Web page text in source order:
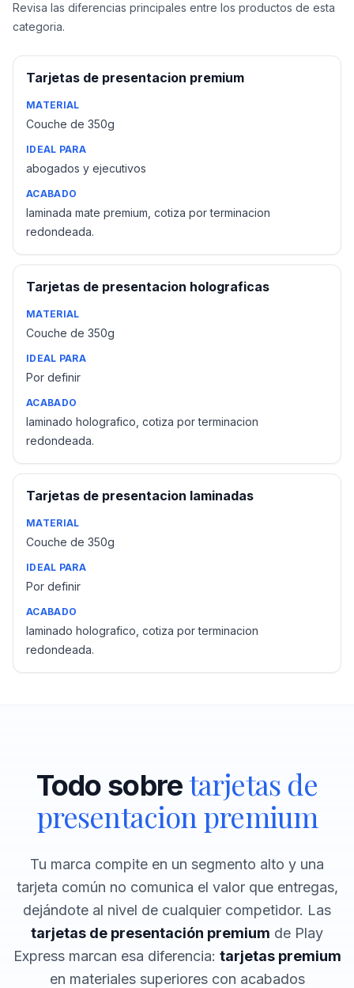
Revisa las diferencias principales entre los productos de esta
categoria.
Tarjetas de presentacion premium
MATERIAL
Couche de 350g
IDEAL PARA
abogados y ejecutivos
ACABADO
laminada mate premium, cotiza por terminacion
redondeada.
Tarjetas de presentacion holograficas
MATERIAL
Couche de 350g
IDEAL PARA
Por definir
ACABADO
laminado holografico, cotiza por terminacion
redondeada.
Tarjetas de presentacion laminadas
MATERIAL
Couche de 350g
IDEAL PARA
Por definir
ACABADO
laminado holografico, cotiza por terminacion
redondeada.
Todo sobretarjetas de
presentacion premium
Tu marca compite en un segmento alto y una
tarjeta común no comunica el valor que entregas,
dejándote al nivel de cualquier competidor. Las
tarjetas de presentación premium de Play
Express marcan esa diferencia: tarjetas premium
en materiales superiores con acabados